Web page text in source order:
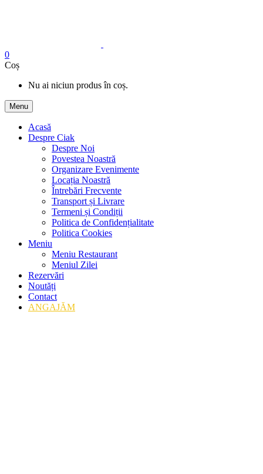
0
Coș
Nu ai niciun produs în coș.
Menu
Acasă
Despre Ciak
Despre Noi
Povestea Noastră
Organizare Evenimente
Locația Noastră
Întrebări Frecvente
Transport și Livrare
Termeni și Condiții
Politica de Confidențialitate
Politica Cookies
Meniu
Meniu Restaurant
Meniul Zilei
Rezervări
Noutăți
Contact
ANGAJĂM